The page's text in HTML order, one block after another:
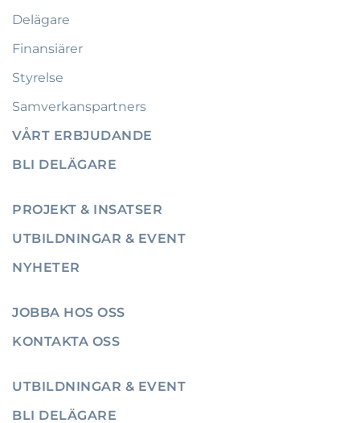
Delägare
Finansiärer
Styrelse
Samverkanspartners
VÅRT ERBJUDANDE
BLI DELÄGARE
PROJEKT & INSATSER
UTBILDNINGAR & EVENT
NYHETER
JOBBA HOS OSS
KONTAKTA OSS
UTBILDNINGAR & EVENT
BLI DELÄGARE